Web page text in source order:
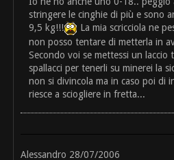
stringere le cinghie di più e sono
9,5 kg!!!
La mia scricciola ne
non posso tentare di metterla in
Secondo voi se mettessi un laccio
spallacci per tenerli su minerei la
non si divincola ma in caso poi di
riesce a sciogliere in fretta...
Alessandro 28/07/2006